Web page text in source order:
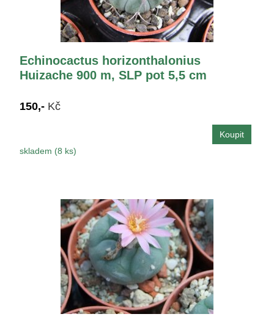
Echinocactus horizonthalonius
Huizache 900 m, SLP pot 5,5 cm
150,- Kč
skladem (8 ks)